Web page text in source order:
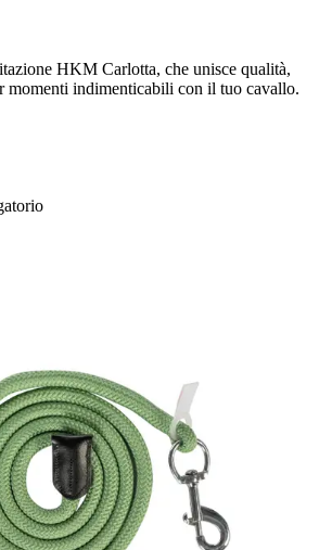
HKM Carlotta, che unisce qualità,
momenti indimenticabili con il tuo cavallo.